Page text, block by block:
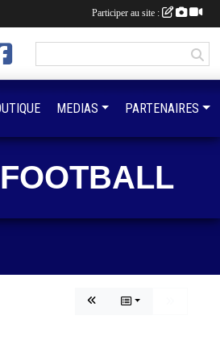
MEDIAS PARTENAIRES
Participer au site :